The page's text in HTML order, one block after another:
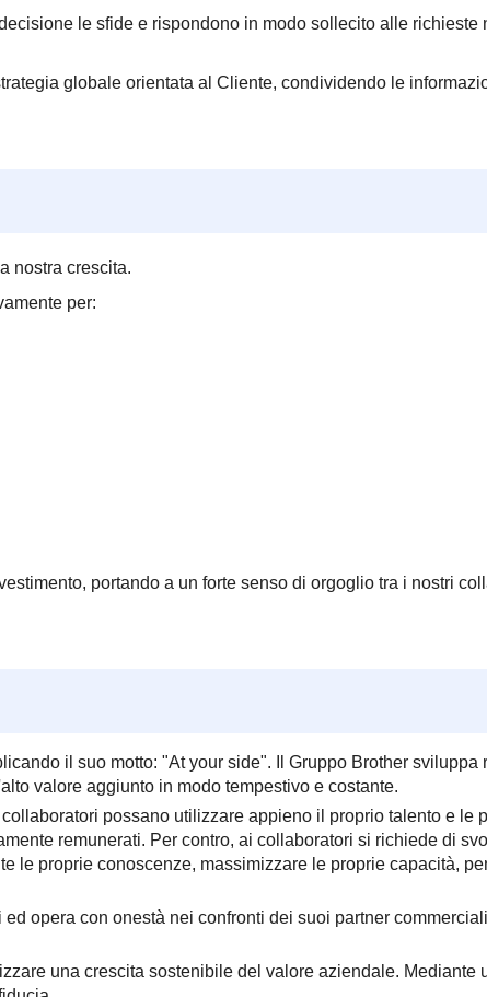
le sfide e rispondono in modo sollecito alle richieste
globale orientata al Cliente, condividendo le
nostra crescita.
per:
portando a un forte senso di orgoglio tra i nostri
il suo motto: "At your side". Il Gruppo Brother sviluppa
valore aggiunto in modo tempestivo e costante.
possano utilizzare appieno il proprio talento e le
remunerati. Per contro, ai collaboratori si richiede di
le proprie conoscenze, massimizzare le proprie capacità,
opera con onestà nei confronti dei suoi partner
una crescita sostenibile del valore aziendale. Mediante